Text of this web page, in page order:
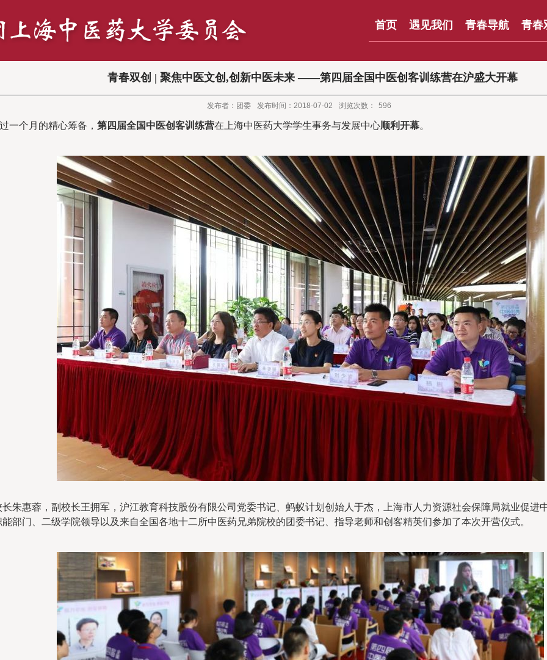
首页 遇见我们 青春导航 青春
青春双创 | 聚焦中医文创,创新中医未来 ——第四届全国中医创客训练营在沪盛大开幕
发布者：团委 发布时间：2018-07-02 浏览次数： 596
过一个月的精心筹备， 第四届全国中医创客训练营在上海中医药大学学生事务与发展中心顺利开幕。
朱惠蓉，副校长王拥军，沪江教育科技股份有限公司党委书记、蚂蚁计划创始人于杰，上海市人力资源社会保障局就业促进
部门、二级学院领导以及来自全国各地十二所中医药兄弟院校的团委书记、指导老师和创客精英们参加了本次开营仪式。